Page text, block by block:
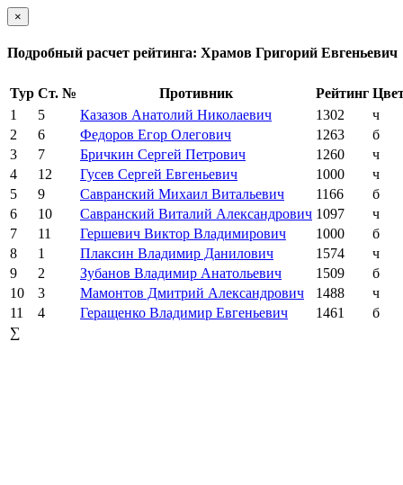
×
Подробный расчет рейтинга: Храмов Григорий Евгеньевич
Тур Ст. № Противник Рейтинг
1
5 Казазов Анатолий Николаевич 1302
ч
2
6 Федоров Егор Олегович 1263
б
3
7 Бричкин Сергей Петрович 1260
ч
4
12 Гусев Сергей Евгеньевич 1000
ч
5
9 Савранский Михаил Витальевич 1166
б
6
10 Савранский Виталий Александрович 1097
ч
7
11 Гершевич Виктор Владимирович 1000
б
8
1 Плаксин Владимир Данилович 1574
ч
9
2 Зубанов Владимир Анатольевич 1509
б
10
3 Мамонтов Дмитрий Александрович 1488
ч
11
4 Геращенко Владимир Евгеньевич 1461
б
∑